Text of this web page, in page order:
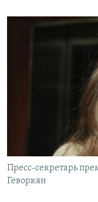
Пресс-секретарь
Геворкян